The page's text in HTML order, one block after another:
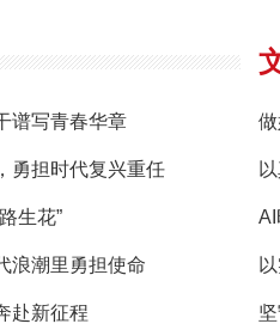
谱写青春华章
勇担时代复兴重任
生花”
浪潮里勇担使命
赴新征程
AI